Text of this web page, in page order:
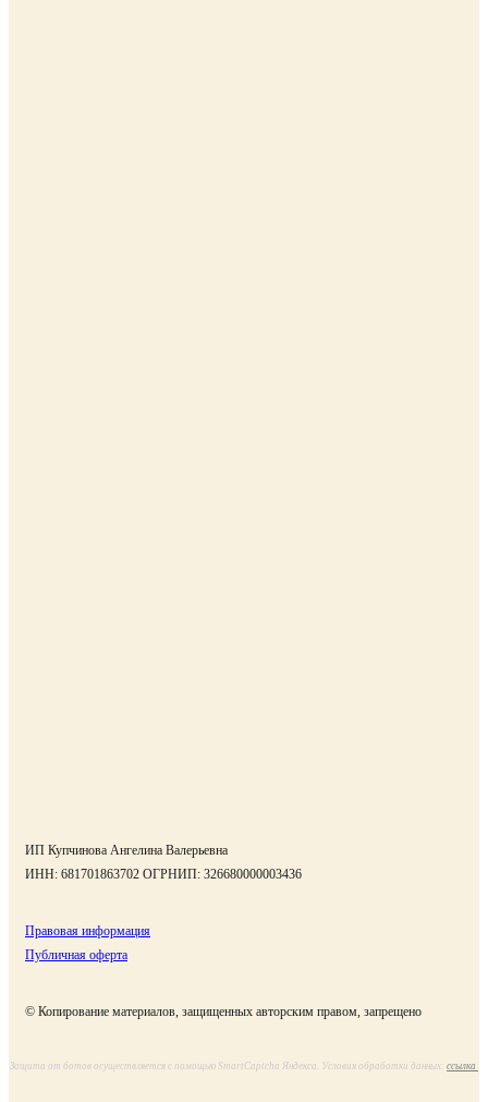
ИП Купчинова Ангелина Валерьевна
ИНН: 681701863702 ОГРНИП: 326680000003436
Правовая информация
Публичная оферта
© Копирование материалов, защищенных авторским правом, запрещено
Защита от ботов осуществляется с помощью SmartCaptcha Яндекса. Условия обработки данных: ссылка